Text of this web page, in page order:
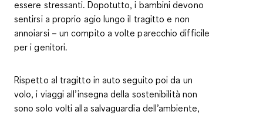
essere stressanti. Dopotutto, i bambini devono
sentirsi a proprio agio lungo il tragitto e non
annoiarsi – un compito a volte parecchio difficile
per i genitori.
Rispetto al tragitto in auto seguito poi da un
volo, i viaggi all’insegna della sostenibilità non
sono solo volti alla salvaguardia dell’ambiente,